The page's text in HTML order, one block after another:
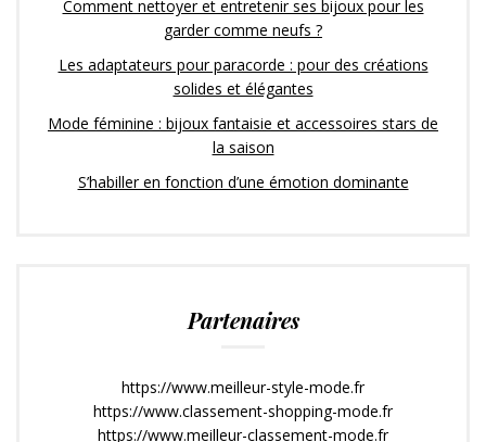
Comment nettoyer et entretenir ses bijoux pour les
garder comme neufs ?
Les adaptateurs pour paracorde : pour des créations
solides et élégantes
Mode féminine : bijoux fantaisie et accessoires stars de
la saison
S’habiller en fonction d’une émotion dominante
Partenaires
https://www.meilleur-style-mode.fr
https://www.classement-shopping-mode.fr
https://www.meilleur-classement-mode.fr